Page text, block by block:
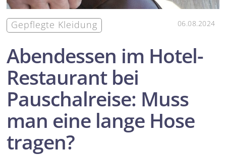
Gepflegte Kleidung 06.08.2024
Abendessen im Hotel-
Restaurant bei
Pauschalreise: Muss
man eine lange Hose
tragen?